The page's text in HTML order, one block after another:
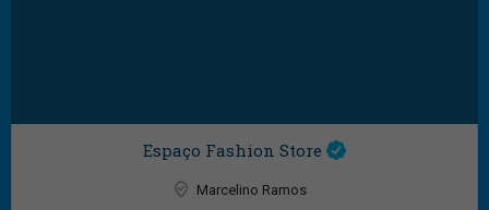
Espaço Fashion Store
Marcelino Ramos